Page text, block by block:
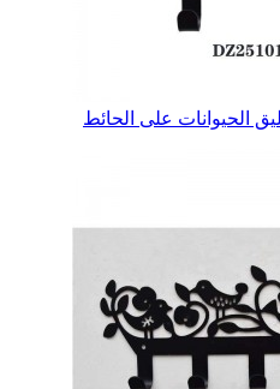
الحيوانات على الحائط